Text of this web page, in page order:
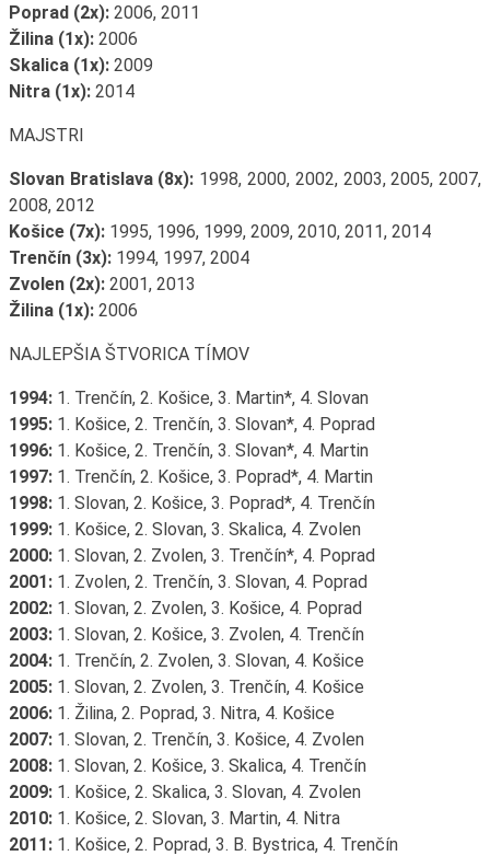
Poprad (2x):2006, 2011
Žilina (1x):2006
Skalica (1x):2009
Nitra (1x):2014
MAJSTRI
Slovan Bratislava (8x): 1998, 2000, 2002, 2003, 2005, 2007,
2008, 2012
Košice (7x):1995, 1996, 1999, 2009, 2010, 2011, 2014
Trenčín (3x):1994, 1997, 2004
Zvolen (2x):2001, 2013
Žilina (1x):2006
NAJLEPŠIA ŠTVORICA TÍMOV
1994:1. Trenčín, 2. Košice, 3. Martin*, 4. Slovan
1995:1. Košice, 2. Trenčín, 3. Slovan*, 4. Poprad
1996:1. Košice, 2. Trenčín, 3. Slovan*, 4. Martin
1997:1. Trenčín, 2. Košice, 3. Poprad*, 4. Martin
1998:1. Slovan, 2. Košice, 3. Poprad*, 4. Trenčín
1999:1. Košice, 2. Slovan, 3. Skalica, 4. Zvolen
2000:1. Slovan, 2. Zvolen, 3. Trenčín*, 4. Poprad
2001:1. Zvolen, 2. Trenčín, 3. Slovan, 4. Poprad
2002:1. Slovan, 2. Zvolen, 3. Košice, 4. Poprad
2003:1. Slovan, 2. Košice, 3. Zvolen, 4. Trenčín
2004:1. Trenčín, 2. Zvolen, 3. Slovan, 4. Košice
2005:1. Slovan, 2. Zvolen, 3. Trenčín, 4. Košice
2006:1. Žilina, 2. Poprad, 3. Nitra, 4. Košice
2007:1. Slovan, 2. Trenčín, 3. Košice, 4. Zvolen
2008:1. Slovan, 2. Košice, 3. Skalica, 4. Trenčín
2009:1. Košice, 2. Skalica, 3. Slovan, 4. Zvolen
2010:1. Košice, 2. Slovan, 3. Martin, 4. Nitra
2011:1. Košice, 2. Poprad, 3. B. Bystrica, 4. Trenčín